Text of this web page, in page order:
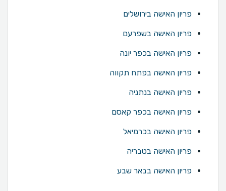
פריון האישה בירושלים
פריון האישה בשפרעם
פריון האישה בכפר יונה
פריון האישה בפתח תקווה
פריון האישה בנתניה
פריון האישה בכפר קאסם
פריון האישה בכרמיאל
פריון האישה בטבריה
פריון האישה בבאר שבע